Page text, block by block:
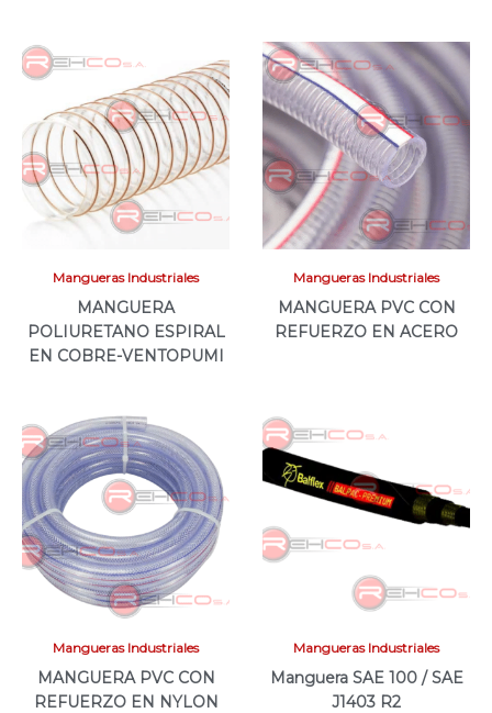
Mangueras Industriales
MANGUERA
POLIURETANO ESPIRAL
EN COBRE-VENTOPUMI
Mangueras Industriales
MANGUERA PVC CON
REFUERZO EN ACERO
Mangueras Industriales
MANGUERA PVC CON
REFUERZO EN NYLON
Mangueras Industriales
Manguera SAE 100 / SAE
J1403 R2